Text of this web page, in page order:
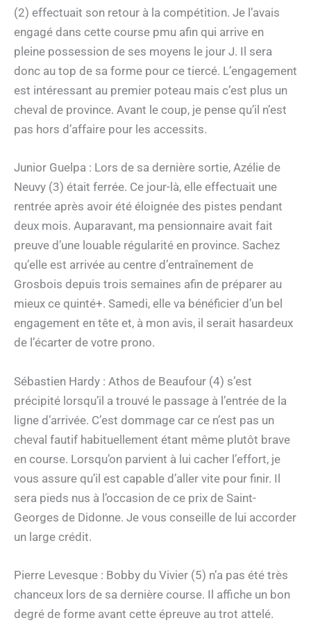
(2) effectuait son retour à la compétition. Je l’avais
engagé dans cette course pmu afin qui arrive en
pleine possession de ses moyens le jour J. Il sera
donc au top de sa forme pour ce tiercé. L’engagement
est intéressant au premier poteau mais c’est plus un
cheval de province. Avant le coup, je pense qu’il n’est
pas hors d’affaire pour les accessits.
Junior Guelpa : Lors de sa dernière sortie, Azélie de
Neuvy (3) était ferrée. Ce jour-là, elle effectuait une
rentrée après avoir été éloignée des pistes pendant
deux mois. Auparavant, ma pensionnaire avait fait
preuve d’une louable régularité en province. Sachez
qu’elle est arrivée au centre d’entraînement de
Grosbois depuis trois semaines afin de préparer au
mieux ce quinté+. Samedi, elle va bénéficier d’un bel
engagement en tête et, à mon avis, il serait hasardeux
de l’écarter de votre prono.
Sébastien Hardy : Athos de Beaufour (4) s’est
précipité lorsqu’il a trouvé le passage à l’entrée de la
ligne d’arrivée. C’est dommage car ce n’est pas un
cheval fautif habituellement étant même plutôt brave
en course. Lorsqu’on parvient à lui cacher l’effort, je
vous assure qu’il est capable d’aller vite pour finir. Il
sera pieds nus à l’occasion de ce prix de Saint-
Georges de Didonne. Je vous conseille de lui accorder
un large crédit.
Pierre Levesque : Bobby du Vivier (5) n’a pas été très
chanceux lors de sa dernière course. Il affiche un bon
degré de forme avant cette épreuve au trot attelé.